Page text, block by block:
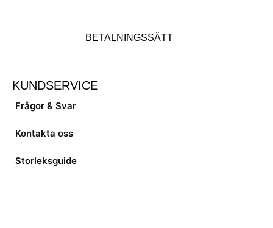
BETALNINGSSÄTT
KUNDSERVICE
Frågor & Svar
Kontakta oss
Storleksguide